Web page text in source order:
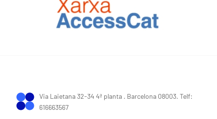
Via Laietana 32-34 4ª planta . Barcelona 08003. Telf:
616663567